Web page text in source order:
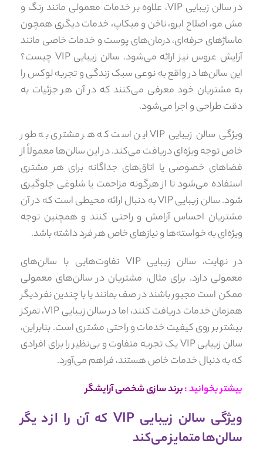
در سالن زیبایی VIP، علاوه بر خدمات معمولی مانند رنگ و
مش مو، اصلاح ابرو، ناخن و میکاپ، خدمات دیگری همچون
ماساژهای حرفه‌ای، درمان‌های پوست و خدمات خاصی مانند
آرایش عروس نیز ارائه می‌شود. سالن زیبایی VIP چیست؟
این سالن‌ها در واقع به نوعی سبک زندگی و تجربه لوکس را
به مشتریان خود معرفی می‌کنند که در آن هر جزئیات به
دقت طراحی و اجرا می‌شود.
ویژگی سالن زیبایی VIP این است که هر مشتری به طور
خاص توجه ویژه‌ای دریافت می‌کند. در این سالن‌ها معمولاً از
فضاهای خصوصی یا اتاق‌های جداگانه برای هر مشتری
استفاده می‌شود تا از هرگونه مزاحمت یا شلوغی جلوگیری
شود. سالن زیبایی VIP به دنبال ارائه محیطی است که در آن
مشتریان احساس آرامش و راحتی کنند و همچنین توجه
ویژه‌ای به خواسته‌ها و نیازهای خاص هر فرد داشته باشد.
در نهایت، سالن زیبایی VIP تفاوت‌هایی با سالن‌های
معمولی دارد. برای مثال، مشتریان در سالن‌های معمولی
ممکن است مجبور باشند در صف بمانند یا با چندین نفر دیگر
همزمان خدمات دریافت کنند، اما در سالن زیبایی VIP، تمرکز
بیشتر بر روی کیفیت خدمات و راحتی مشتری است. بنابراین،
سالن زیبایی VIP یک تجربه متفاوت و بی‌نظیر را برای افرادی
که به دنبال خدمات خاص هستند، فراهم می‌آورد.
بیشتر بخوانید :برند سازی شخصی آرایشگر
ویژگی سالن زیبایی VIP که آن را از دیگر
سالن‌ها متمایز می‌کند